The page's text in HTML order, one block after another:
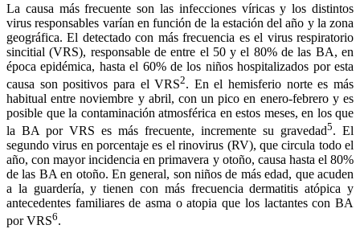
La causa más frecuente son las infecciones víricas y los distintos
virus responsables varían en función de la estación del año y la zona
geográfica. El detectado con más frecuencia es el virus respiratorio
sincitial (VRS), responsable de entre el 50 y el 80% de las BA, en
época epidémica, hasta el 60% de los niños hospitalizados por esta
causa son positivos para el VRS2. En el hemisferio norte es más
habitual entre noviembre y abril, con un pico en enero-febrero y es
posible que la contaminación atmosférica en estos meses, en los que
la BA por VRS es más frecuente, incremente su gravedad5. El
segundo virus en porcentaje es el rinovirus (RV), que circula todo el
año, con mayor incidencia en primavera y otoño, causa hasta el 80%
de las BA en otoño. En general, son niños de más edad, que acuden
a la guardería, y tienen con más frecuencia dermatitis atópica y
antecedentes familiares de asma o atopia que los lactantes con BA
por VRS6.